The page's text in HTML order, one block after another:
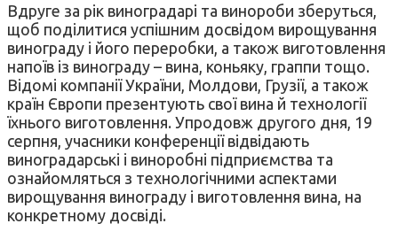
Вдруге за рік виноградарі та винороби зберуться,
щоб поділитися успішним досвідом вирощування
винограду і його переробки, а також виготовлення
напоїв із винограду – вина, коньяку, граппи тощо.
Відомі компанії України, Молдови, Грузії, а також
країн Європи презентують свої вина й технології
їхнього виготовлення. Упродовж другого дня, 19
серпня, учасники конференції відвідають
виноградарські і виноробні підприємства та
ознайомляться з технологічними аспектами
вирощування винограду і виготовлення вина, на
конкретному досвіді.